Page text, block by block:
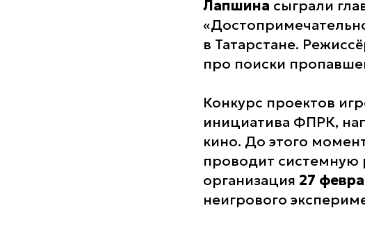
Лапшина сыграли
в Татарстане.
про поиски
Конкурс проектов
инициатива ФПРК,
кино. До этого
проводит системную
организация 27
неигрового